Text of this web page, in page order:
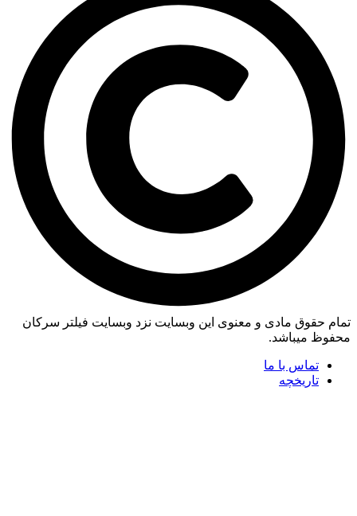
تمام حقوق مادی و معنوی این وبسایت نزد وبسایت فیلتر سرکان
محفوظ میباشد.
تماس با ما
تاریخچه